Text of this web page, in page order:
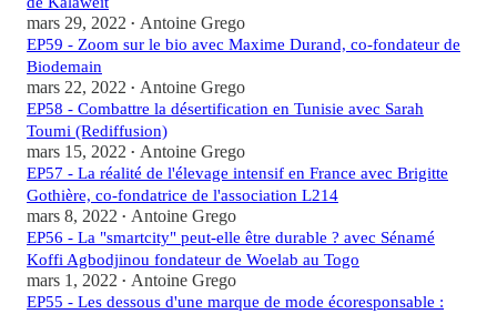
mars 29, 2022 • Antoine Grego
EP59 - Zoom sur le bio avec Maxime Durand, co-fondateur de
Biodemain
mars 22, 2022 • Antoine Grego
EP58 - Combattre la désertification en Tunisie avec Sarah
Toumi (Rediffusion)
mars 15, 2022 • Antoine Grego
EP57 - La réalité de l'élevage intensif en France avec Brigitte
Gothière, co-fondatrice de l'association L214
mars 8, 2022 • Antoine Grego
EP56 - La "smartcity" peut-elle être durable ? avec Sénamé
Koffi Agbodjinou fondateur de Woelab au Togo
mars 1, 2022 • Antoine Grego
EP55 - Les dessous d'une marque de mode écoresponsable :